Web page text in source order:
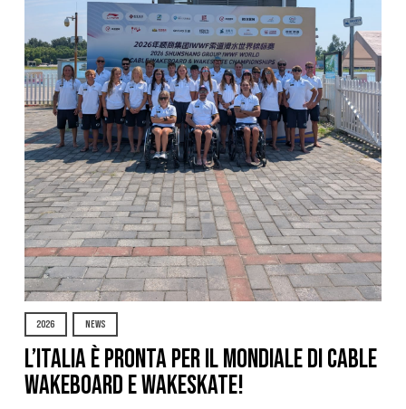
2026 NEWS
L’Italia è pronta per il Mondiale di Cable
Wakeboard e Wakeskate!